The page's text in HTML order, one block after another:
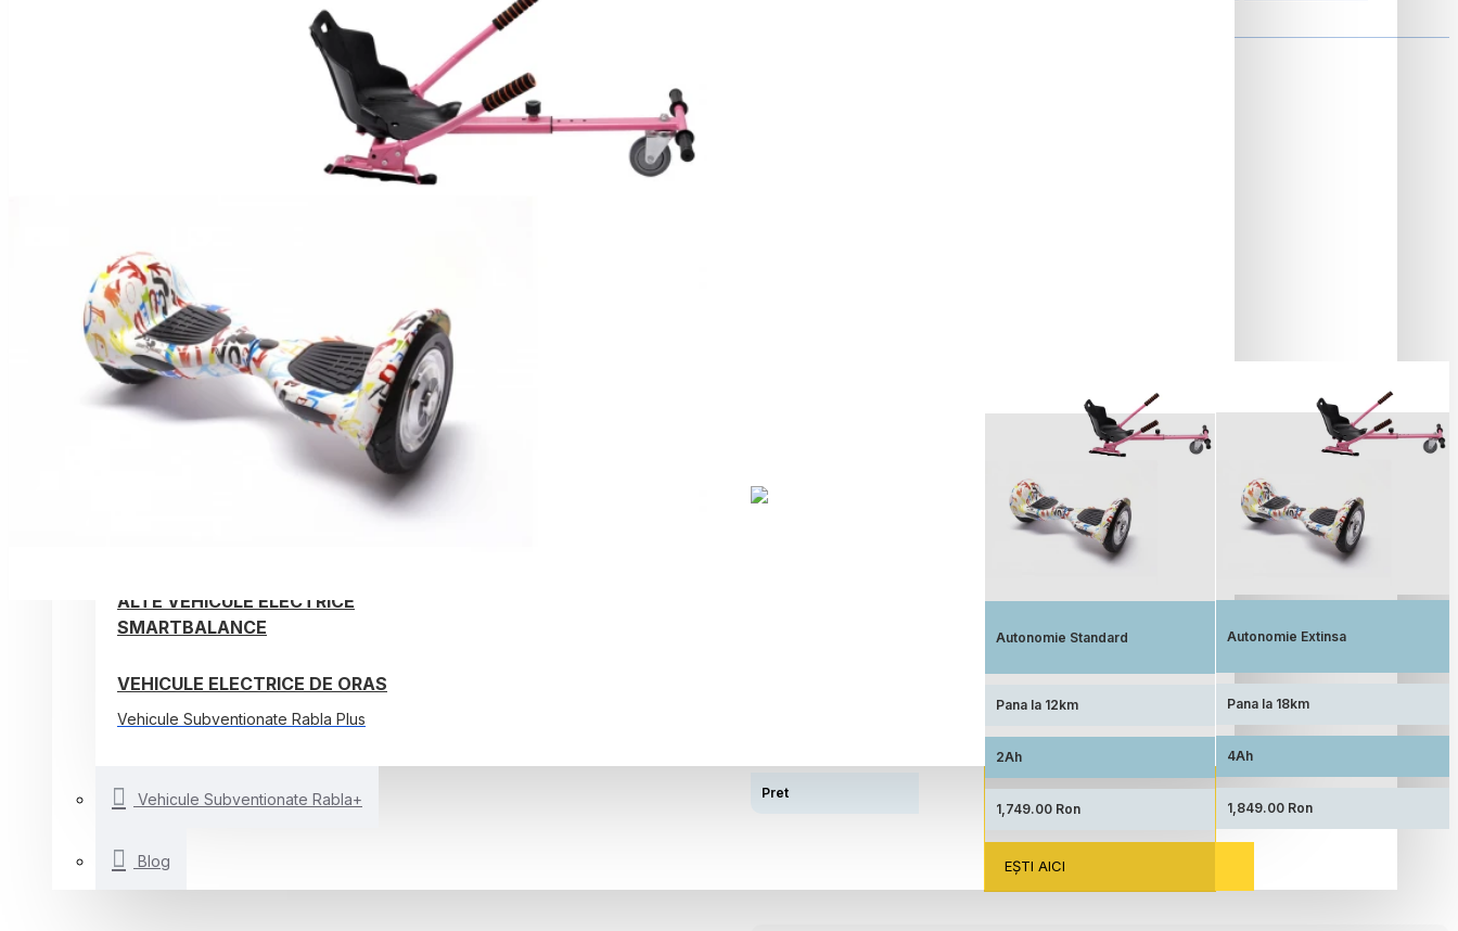
ACCESORII
Accesorii de siguranta
Huse si Ghiozdane
Incarcatoare
ALTE VEHICULE ELECTRICE
SMARTBALANCE
VEHICULE ELECTRICE DE ORAS
Vehicule Subventionate Rabla Plus
Vehicule Subventionate Rabla+
Blog
Pret
Standard: Pret accesibil, prin echiparea
cu acumulator standard
Autonomie Standard
Pana la 12km
2Ah
1,749.00 Ron
EŞTI AICI
Autonomie extinsa, prin echiparea cu
acumulator de capacitate marita
Autonomie Extinsa
Pana la 18km
4Ah
1,849.00 Ron